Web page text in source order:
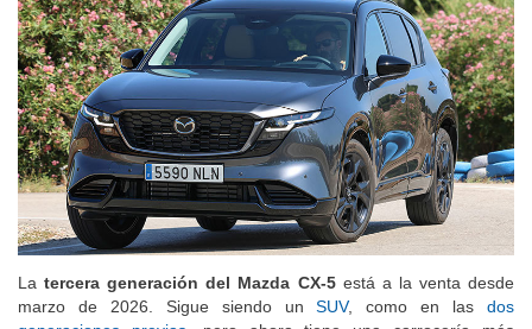
Latercera generación del Mazda CX-5está a la venta desde
marzo de 2026. Sigue siendo unSUV, como en lasdos